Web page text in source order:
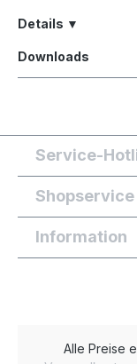
Details ▼
Downloads
Service-
Shopservice
Information
Alle Preise